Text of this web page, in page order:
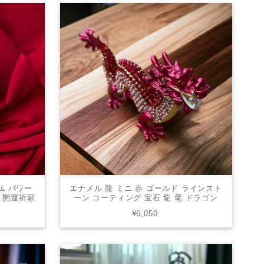
パワー
運祈願
エナメル 龍 ミニ 赤 ゴールド ラインスト
ーン コーティング 宝石 龍 竜 ドラゴン
置き物 ギフト 風水 幸運 20231022Y1-5
¥6,050